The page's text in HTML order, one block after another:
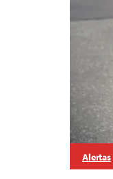
Alertas